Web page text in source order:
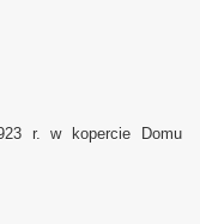
r. w kopercie Domu